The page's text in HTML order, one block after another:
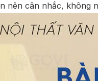
nên cân nhắc, không